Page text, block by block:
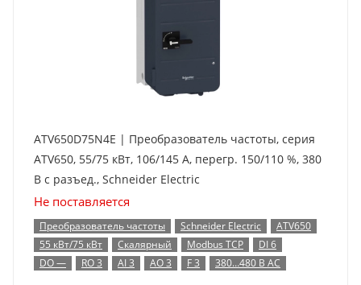
ATV650D75N4E | Преобразователь частоты, серия
ATV650, 55/75 кВт, 106/145 А, перегр. 150/110 %, 380
В с разъед., Schneider Electric
Не поставляется
Преобразователь частоты Schneider Electric
ATV650
55 кВт/75 кВт
Скалярный Modbus TCP
DI 6
DO —
RO 3 AI 3 AO 3 F 3 380…480 В AC